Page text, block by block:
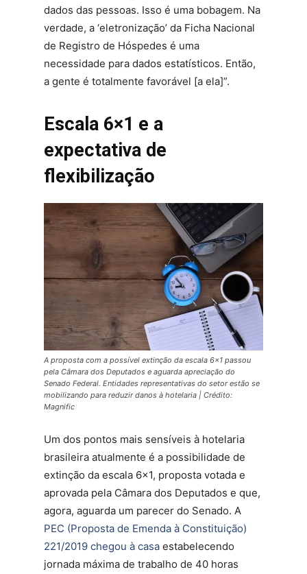
dados das pessoas. Isso é uma bobagem. Na
verdade, a ‘eletronização’ da Ficha Nacional
de Registro de Hóspedes é uma
necessidade para dados estatísticos. Então,
a gente é totalmente favorável [a ela]”.
Escala 6×1 e a
expectativa de
flexibilização
A proposta com a possível extinção da escala 6×1 passou
pela Câmara dos Deputados e aguarda apreciação do
Senado Federal. Entidades representativas do setor estão se
mobilizando para reduzir danos à hotelaria | Crédito:
Magnific
Um dos pontos mais sensíveis à hotelaria
brasileira atualmente é a possibilidade de
extinção da escala 6×1, proposta votada e
aprovada pela Câmara dos Deputados e que,
agora, aguarda um parecer do Senado. A
PEC (Proposta de Emenda à Constituição)
221/2019 chegou à casa estabelecendo
jornada máxima de trabalho de 40 horas